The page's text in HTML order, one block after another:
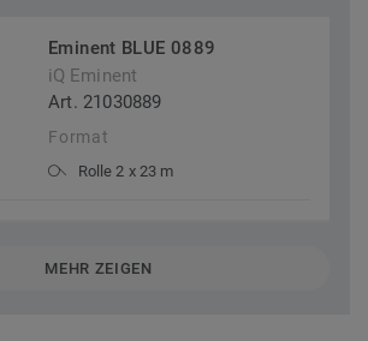
Eminent BLUE 0889
iQ Eminent
Art. 21030889
Format
Rolle 2 x 23 m
MEHR ZEIGEN